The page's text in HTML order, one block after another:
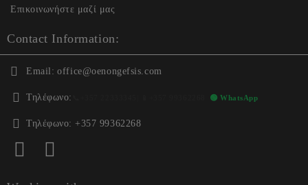
Επικοινωνήστε μαζί μας
Contact Information:
Email: office@oenongefsis.com
Τηλέφωνο: 🟢 WhatsApp
Τηλέφωνο: +357 99362268